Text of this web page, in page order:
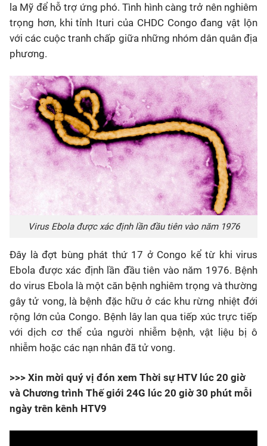
la Mỹ để hỗ trợ ứng phó. Tình hình càng trở nên nghiêm
trọng hơn, khi tỉnh Ituri của CHDC Congo đang vật lộn
với các cuộc tranh chấp giữa những nhóm dân quân địa
phương.
Virus Ebola được xác định lần đầu tiên vào năm 1976
Đây là đợt bùng phát thứ 17 ở Congo kể từ khi virus
Ebola được xác định lần đầu tiên vào năm 1976. Bệnh
do virus Ebola là một căn bệnh nghiêm trọng và thường
gây tử vong, là bệnh đặc hữu ở các khu rừng nhiệt đới
rộng lớn của Congo. Bệnh lây lan qua tiếp xúc trực tiếp
với dịch cơ thể của người nhiễm bệnh, vật liệu bị ô
nhiễm hoặc các nạn nhân đã tử vong.
>>> Xin mời quý vị đón xem Thời sự HTV lúc 20 giờ
và Chương trình Thế giới 24G lúc 20 giờ 30 phút mỗi
ngày trên kênh HTV9